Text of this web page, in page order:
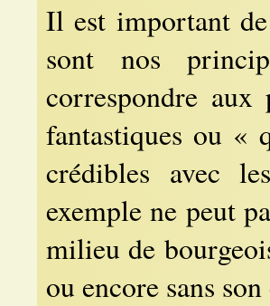
Il est important
sont nos
correspondre aux
fantastiques ou «
crédibles avec
exemple ne peut
milieu de
ou encore sans